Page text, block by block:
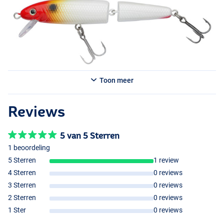
Toon meer
Reviews
5 van 5 Sterren
1 beoordeling
5 Sterren
1 review
4 Sterren
0 reviews
3 Sterren
0 reviews
2 Sterren
0 reviews
1 Ster
0 reviews